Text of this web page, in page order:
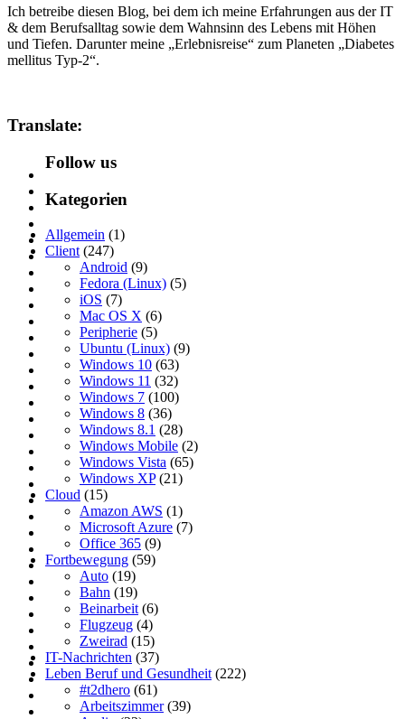
Ich betreibe diesen Blog, bei dem ich meine Erfahrungen aus der IT
& dem Berufsalltag sowie dem Wahnsinn des Lebens mit Höhen
und Tiefen. Darunter meine „Erlebnisreise“ zum Planeten „Diabetes
mellitus Typ-2“.
Translate:
Follow us
Kategorien
Allgemein (1)
Client (247)
Android (9)
Fedora (Linux) (5)
iOS (7)
Mac OS X (6)
Peripherie (5)
Ubuntu (Linux) (9)
Windows 10 (63)
Windows 11 (32)
Windows 7 (100)
Windows 8 (36)
Windows 8.1 (28)
Windows Mobile (2)
Windows Vista (65)
Windows XP(21)
Cloud (15)
Amazon AWS (1)
Microsoft Azure (7)
Office 365 (9)
Fortbewegung (59)
Auto (19)
Bahn (19)
Beinarbeit (6)
Flugzeug (4)
Zweirad (15)
IT-Nachrichten (37)
Leben Beruf und Gesundheit (222)
#t2dhero (61)
Arbeitszimmer(39)